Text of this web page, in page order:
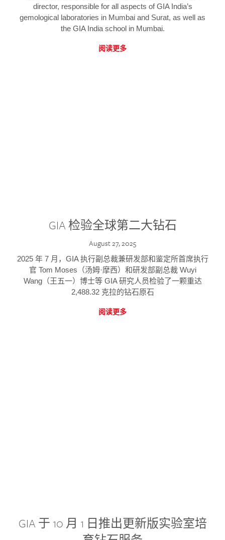
director, responsible for all aspects of GIA India’s
gemological laboratories in Mumbai and Surat, as well as
the GIA India school in Mumbai.
阅读更多
GIA 检验全球第二大钻石
August 27, 2025
2025 年 7 月，GIA 执行副总裁兼研发部和鉴定所首席执行
官 Tom Moses（汤姆·摩西）和研发部副总裁 Wuyi
Wang（王五一）博士等 GIA 研究人员检验了一颗重达
2,488.32 克拉的钻石原石
阅读更多
GIA 于 10 月 1 日推出更新版实验室培